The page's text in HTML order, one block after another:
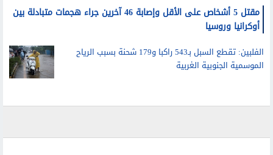
مقتل 5 أشخاص على الأقل وإصابة 46 آخرين جراء هجمات متبادلة بين
أوكرانيا وروسيا
الفلبين: تقطع السبل بـ543 راكبا و179 شحنة بسبب الرياح
الموسمية الجنوبية الغربية